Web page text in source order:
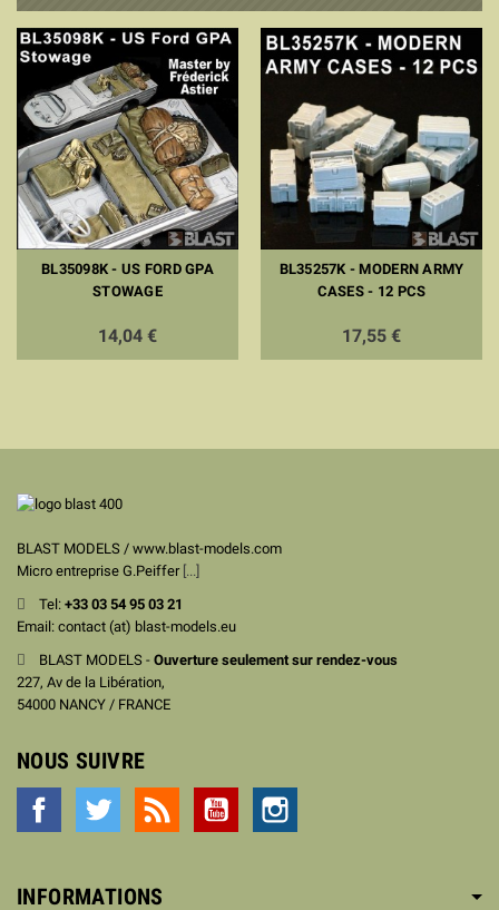
BL35098K - US FORD GPA
STOWAGE
14,04 €
BL35257K - MODERN ARMY
CASES - 12 PCS
17,55 €
BLAST MODELS / www.blast-models.com
Micro entreprise G.Peiffer [...]
Tel: +33 03 54 95 03 21
Email: contact (at) blast-models.eu
BLAST MODELS - Ouverture seulement sur rendez-vous
227, Av de la Libération,
54000 NANCY / FRANCE
NOUS SUIVRE
Facebook Twitter YouTube
INFORMATIONS